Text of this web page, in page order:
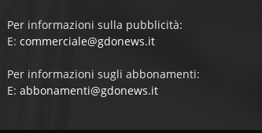
Per informazioni sulla pubblicità:
E: commerciale@gdonews.it
Per informazioni sugli abbonamenti:
E: abbonamenti@gdonews.it